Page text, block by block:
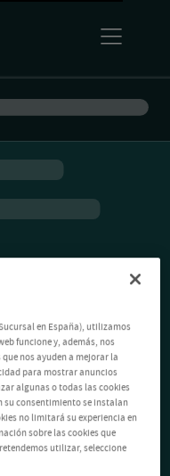
en España), utilizamos
funcione y, además, nos
nos ayuden a mejorar la
para mostrar anuncios
algunas o todas las cookies
su consentimiento se instalan
no limitará su experiencia en
sobre las cookies que
utilizar, seleccione